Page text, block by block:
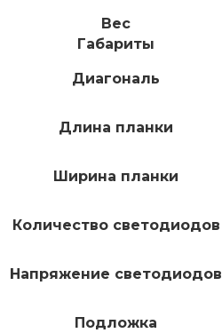
Вес
Габариты
Диагональ
Длина планки
Ширина планки
Количество светодиодов
Напряжение светодиодов
Подложка